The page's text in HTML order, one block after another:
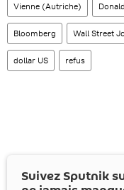
Vienne (Autriche)
Bloomberg Wall Street
dollar US refus
Suivez Sputnik